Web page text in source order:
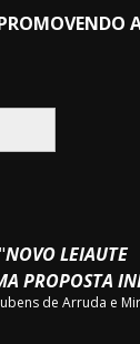
"NOVO LEIAUTE
PROPOSTA
de Arruda e